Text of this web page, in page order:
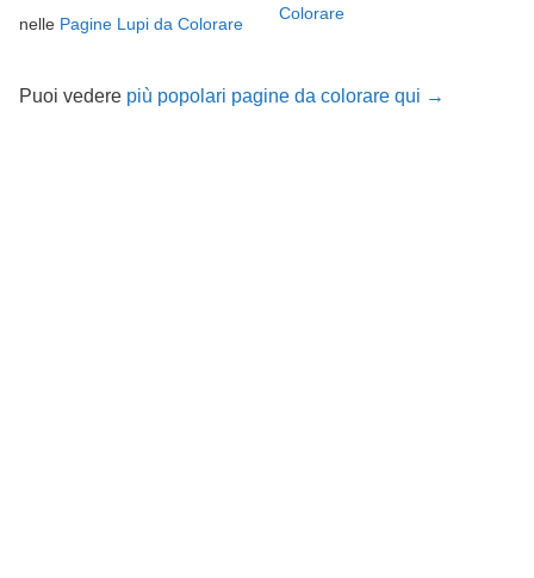
nelle Pagine Lupi da Colorare
Colorare
Puoi vedere più popolari pagine da colorare qui →